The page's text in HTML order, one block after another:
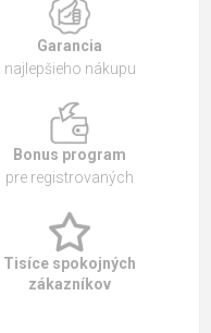
Garancia
najlepšieho nákupu
Bonus program
pre registrovaných
Tisíce spokojných
zákazníkov